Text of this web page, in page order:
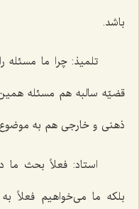
باشد.
تلمیذ: چرا ما
قضیّه سالبه هم مسئله
ذهنی و خارجی هم به موضوع
استاد: فعلاً بحث
بلکه ما می‌خواهیم فعلاً به